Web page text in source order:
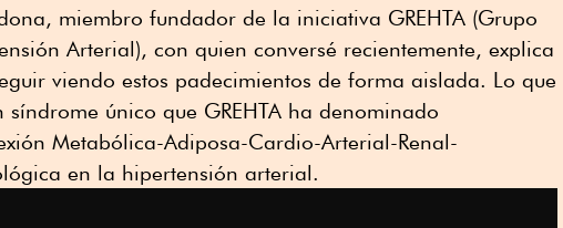
miembro fundador de la iniciativa GREHTA (Grupo
Arterial), con quien conversé recientemente, explica
viendo estos padecimientos de forma aislada. Lo que
síndrome único que GREHTA ha denominado
Metabólica-Adiposa-Cardio-Arterial-Renal-
en la hipertensión arterial.